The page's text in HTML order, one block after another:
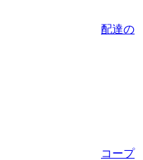
配達の
コープ